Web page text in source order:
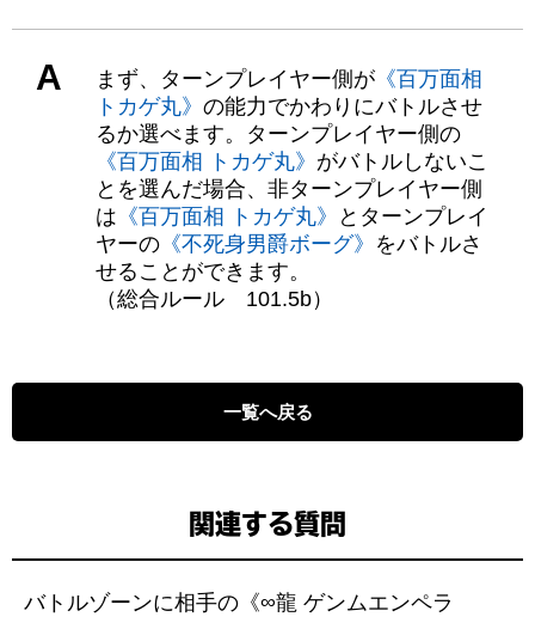
A まず、ターンプレイヤー側が 《百万面相
トカゲ丸》 の能力でかわりにバトルさせ
るか選べます。ターンプレイヤー側の
《百万面相 トカゲ丸》 がバトルしないこ
とを選んだ場合、非ターンプレイヤー側
は 《百万面相 トカゲ丸》
とターンプレイ
ヤーの 《不死身男爵ボーグ》 をバトルさ
せることができます。
（総合ルール 101.5b）
一覧へ戻る
関連する質問
バトルゾーンに相手の《∞龍 ゲンムエンペラ